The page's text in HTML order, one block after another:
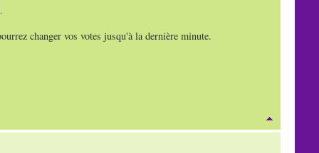
.
changer vos votes jusqu'à la dernière minute.